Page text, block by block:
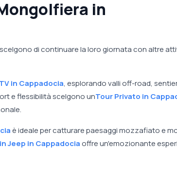
in
di continuare la loro giornata con altre
in Cappadocia, esplorando valli off-road,
e flessibilità scelgono unTour Privato in
è ideale per catturare paesaggi mozzafiato e
Jeep in Cappadociaoffre un'emozionante